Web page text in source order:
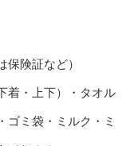
険証など）
着・上下）・タオル
ゴミ袋・ミルク・ミ